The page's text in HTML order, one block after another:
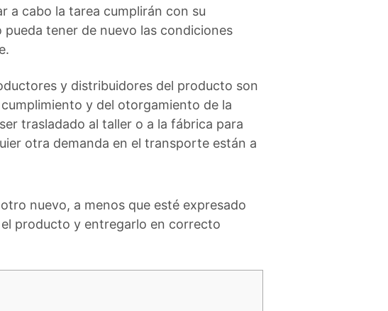
a cabo la tarea cumplirán con su
tener de nuevo las condiciones
y distribuidores del producto son
y del otorgamiento de la
trasladado al taller o a la fábrica para
otra demanda en el transporte están a
nuevo, a menos que esté expresado
producto y entregarlo en correcto